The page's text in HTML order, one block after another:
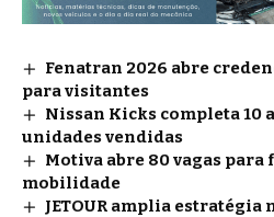
Fenatran 2026 abre
para visitantes
Nissan Kicks completa 10
unidades vendidas
Motiva abre 80 vagas
mobilidade
JETOUR amplia